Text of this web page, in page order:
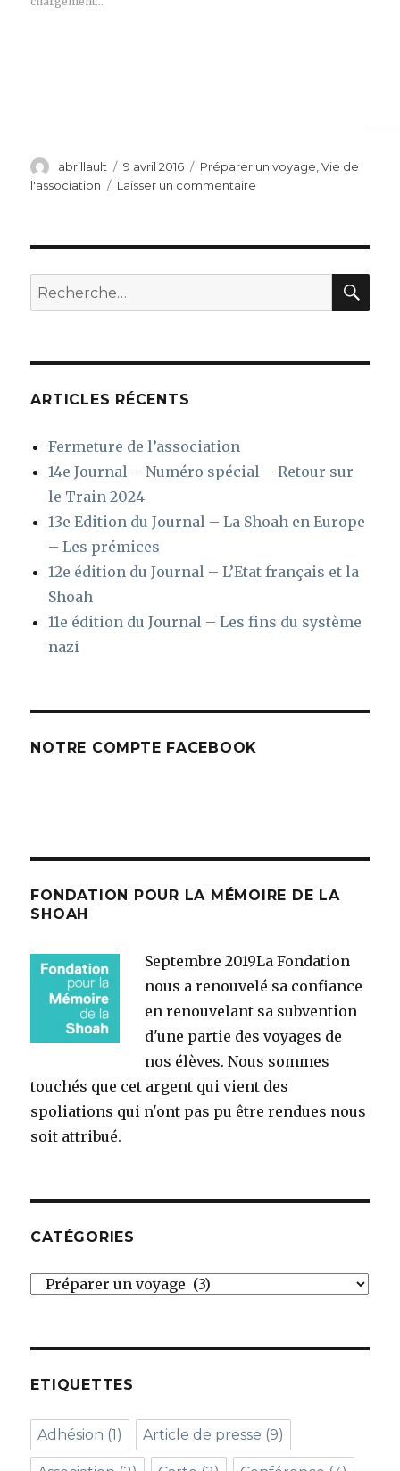
Auteur
abrillault
Publié
le
9 avril 2016 Catégories
Préparer un voyage,Vie de
l'association
Laisser un commentaire
chrétiens
l’écoute
Recherche
pour
ARTICLES RÉCENTS
Fermeture de l’association
14e Journal – Numéro spécial – Retour sur
le Train 2024
13e Edition du Journal – La Shoah en Europe
– Les prémices
12e édition du Journal – L’Etat français et la
Shoah
11e édition du Journal – Les fins du système
nazi
NOTRE COMPTE FACEBOOK
FONDATION POUR LA MÉMOIRE DE LA
SHOAH
Septembre 2019La Fondation
nous a renouvelé sa confiance
en renouvelant sa subvention
d'une partie des voyages de
nos élèves. Nous sommes
touchés que cet argent qui vient des
spoliations qui n'ont pas pu être rendues nous
soit attribué.
CATÉGORIES
Catégories
ETIQUETTES
Adhésion (1) Article de presse (9)